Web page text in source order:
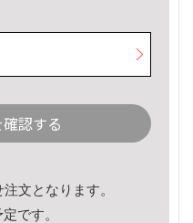
認する
文となります。
です。